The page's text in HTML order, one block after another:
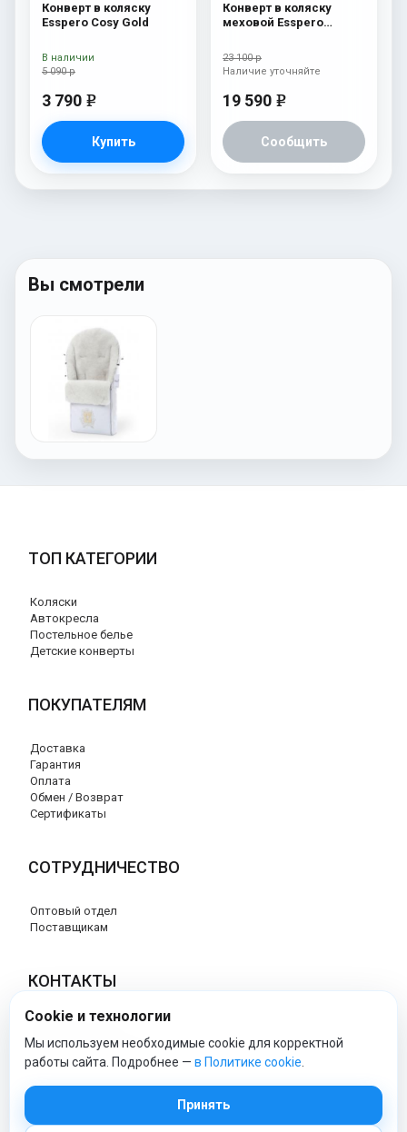
Конверт в коляску
Esspero Cosy Gold
5 090 р
3 790 e
Купить
В наличии
Конверт в коляску
меховой Esspero
(натуральная овчина)
Nubuck
23 100 р
19 590 e
Сообщить
Наличие уточняйте
Вы смотрели
ТОП КАТЕГОРИИ
Коляски
Автокресла
Постельное белье
Детские конверты
ПОКУПАТЕЛЯМ
Доставка
Гарантия
Оплата
Обмен / Возврат
Сертификаты
СОТРУДНИЧЕСТВО
Оптовый отдел
Поставщикам
КОНТАКТЫ
8 (800) 707-76-34
info@esspero-market.ru
Cookie и технологии
Мы используем необходимые cookie для корректной
работы сайта. Подробнее — в Политике cookie
Принять